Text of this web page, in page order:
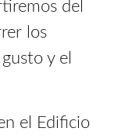
del
los
y el
el Edificio